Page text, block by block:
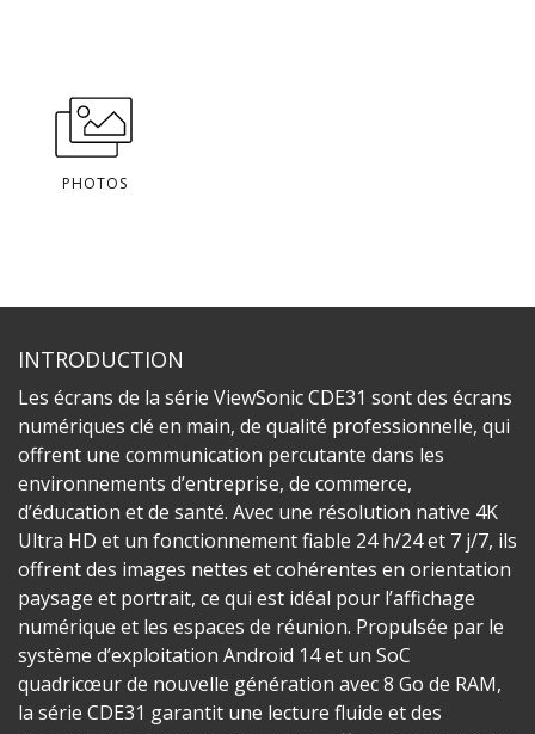
PHOTOS
INTRODUCTION
Les écrans de la série ViewSonic CDE31 sont des écrans
numériques clé en main, de qualité professionnelle, qui
offrent une communication percutante dans les
environnements d’entreprise, de commerce,
d’éducation et de santé. Avec une résolution native 4K
Ultra HD et un fonctionnement fiable 24 h/24 et 7 j/7, ils
offrent des images nettes et cohérentes en orientation
paysage et portrait, ce qui est idéal pour l’affichage
numérique et les espaces de réunion. Propulsée par le
système d’exploitation Android 14 et un SoC
quadricœur de nouvelle génération avec 8 Go de RAM,
la série CDE31 garantit une lecture fluide et des